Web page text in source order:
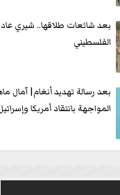
بعد شائعات طلاقها.. شيري
الفلسطيني
بعد رسالة تهديد أنغام| آمال
المواجهة بانتقاد أمريكا